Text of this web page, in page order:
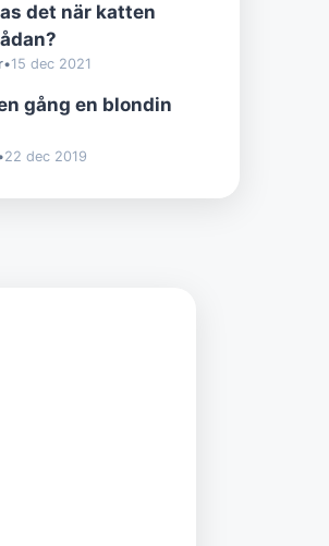
det när katten
•15 dec 2021
gång en blondin
22 dec 2019